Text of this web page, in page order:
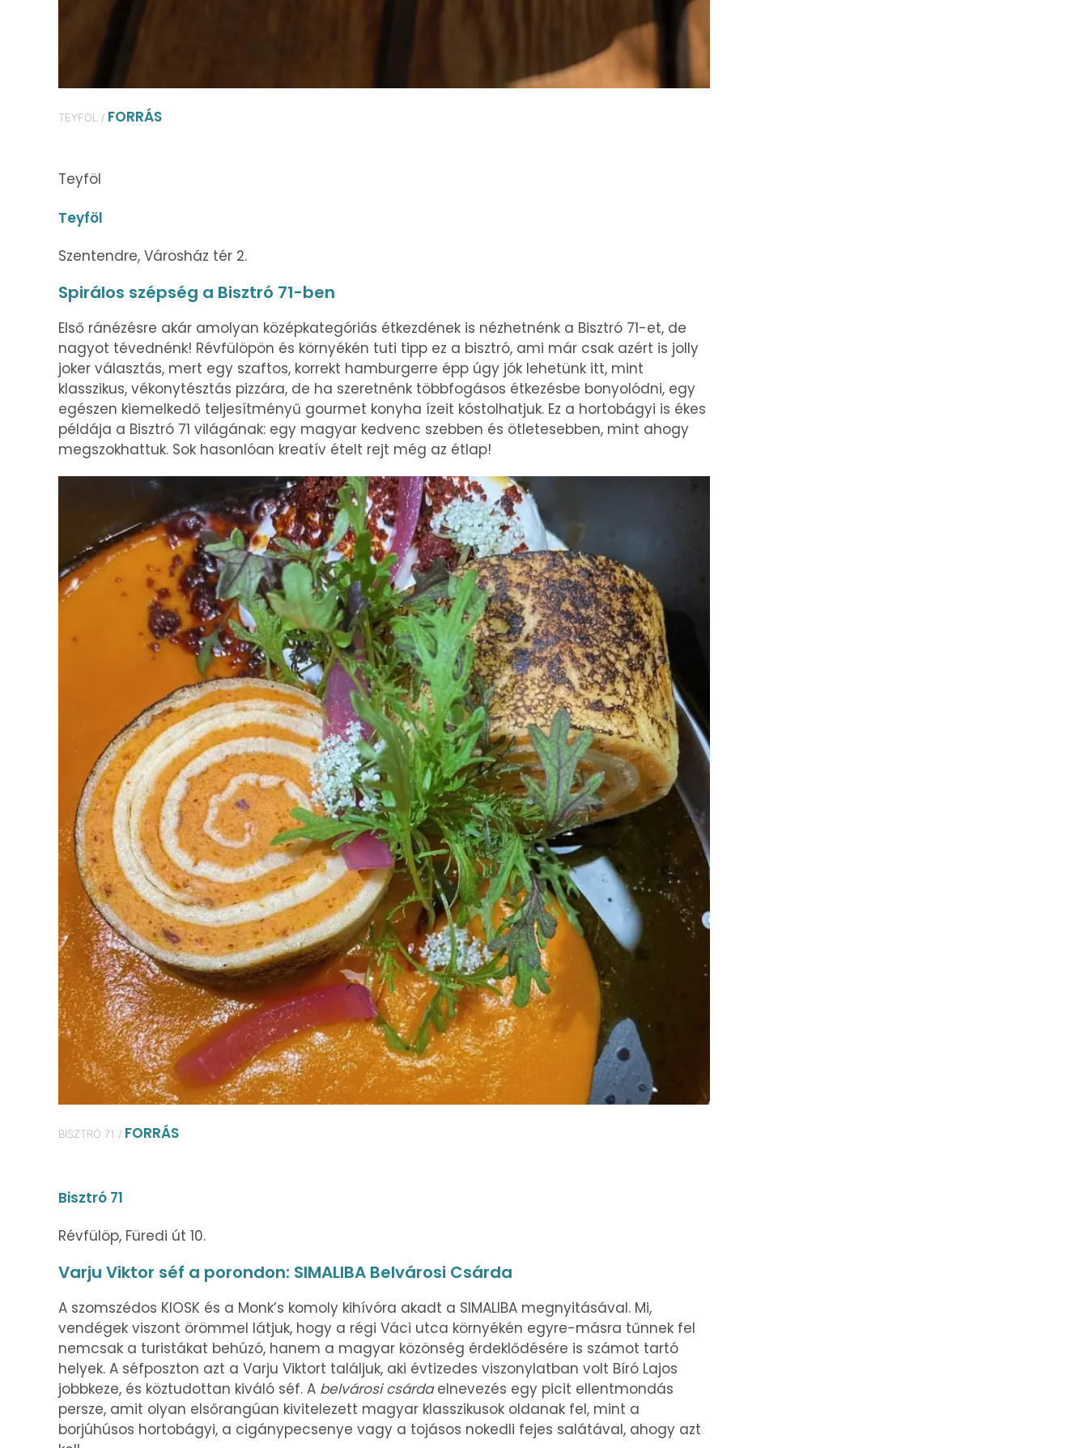
TEYFÖL / FORRÁS
Teyföl
Teyföl
Szentendre, Városház tér 2.
Spirálos szépség a Bisztró 71-ben
Első ránézésre akár amolyan középkategóriás étkezdének is nézhetnénk a Bisztró 71-et, de
nagyot tévednénk! Révfülöpön és környékén tuti tipp ez a bisztró, ami már csak azért is jolly
joker választás, mert egy szaftos, korrekt hamburgerre épp úgy jók lehetünk itt, mint
klasszikus, vékonytésztás pizzára, de ha szeretnénk többfogásos étkezésbe bonyolódni, egy
egészen kiemelkedő teljesítményű gourmet konyha ízeit kóstolhatjuk. Ez a hortobágyi is ékes
példája a Bisztró 71 világának: egy magyar kedvenc szebben és ötletesebben, mint ahogy
megszokhattuk. Sok hasonlóan kreatív ételt rejt még az étlap!
BISZTRÓ 71 / FORRÁS
Bisztró 71
Révfülöp, Füredi út 10.
Varju Viktor séf a porondon: SIMALIBA Belvárosi Csárda
A szomszédos KIOSK és a Monk’s komoly kihívóra akadt a SIMALIBA megnyitásával. Mi,
vendégek viszont örömmel látjuk, hogy a régi Váci utca környékén egyre-másra tűnnek fel
nemcsak a turistákat behúzó, hanem a magyar közönség érdeklődésére is számot tartó
helyek. A séfposzton azt a Varju Viktort találjuk, aki évtizedes viszonylatban volt Bíró Lajos
jobbkeze, és köztudottan kiváló séf. A belvárosi csárdaelnevezés egy picit ellentmondás
persze, amit olyan elsőrangúan kivitelezett magyar klasszikusok oldanak fel, mint a
borjúhúsos hortobágyi, a cigánypecsenye vagy a tojásos nokedli fejes salátával, ahogy azt